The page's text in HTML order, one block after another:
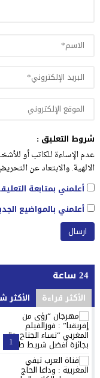
شروط التعليق :
عدم الإساءة للكاتب أو
الالهية. والابتعاد عن
أعلمني بمتابعة
أعلمني بالمواضيع
24 ساعة
الأكثر قراءة الأكثر
1